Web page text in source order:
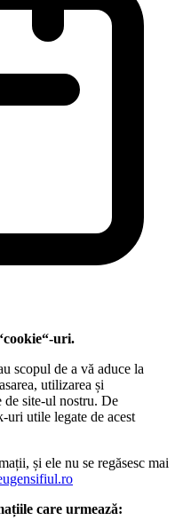
uri.
scopul de a vă aduce la
utilizarea și
de site-ul nostru. De
uri utile legate de acest
și ele nu se regăsesc mai
care urmează: